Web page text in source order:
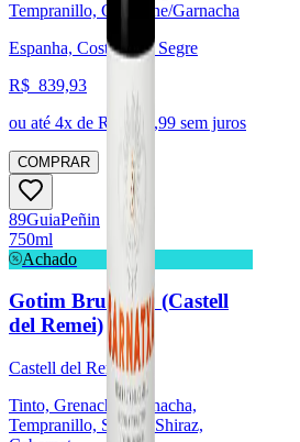
Tempranillo, Grenache/Garnacha
Espanha, Costers del Segre
R$ 839,93
ou até 4x de R$ 209,99 sem juros
COMPRAR
89GuiaPeñin
750ml
Achado
Gotim Bru 2019 (Castell
del Remei)
Castell del Remei
Tinto, Grenache/Garnacha,
Tempranillo, Syrah / Shiraz,